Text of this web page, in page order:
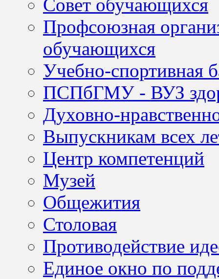
Совет обучающихся
Профсоюзная
обучающихся
Учебно-спортивная
ПСПбГМУ - ВУЗ
Духовно-
Выпускникам всех
Центр компетенций
Музей
Общежития
Столовая
Противодействие
Единое окно по